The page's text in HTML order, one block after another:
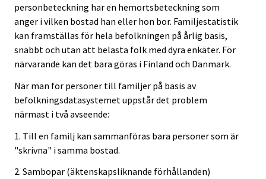
personbeteckning har en hemortsbeteckning som
anger i vilken bostad han eller hon bor. Familjestatistik
kan framställas för hela befolkningen på årlig basis,
snabbt och utan att belasta folk med dyra enkäter. För
närvarande kan det bara göras i Finland och Danmark.
När man för personer till familjer på basis av
befolkningsdatasystemet uppstår det problem
närmast i två avseende:
1. Till en familj kan sammanföras bara personer som är
"skrivna" i samma bostad.
2. Sambopar (äktenskapsliknande förhållanden)